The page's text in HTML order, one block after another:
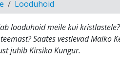
Looduhoid
looduhoid meile kui
Saates vestlevad Maiko
juhib Kirsika Kungur.